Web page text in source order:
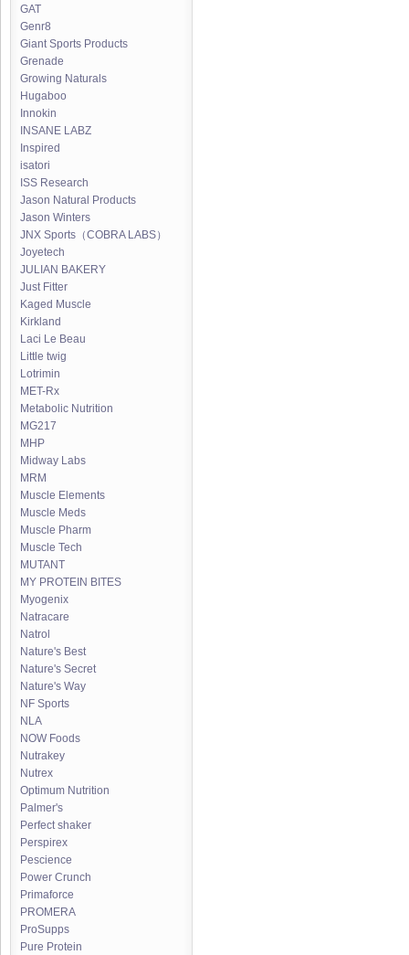
GAT
Genr8
Giant Sports Products
Grenade
Growing Naturals
Hugaboo
Innokin
INSANE LABZ
Inspired
isatori
ISS Research
Jason Natural Products
Jason Winters
JNX Sports（COBRA LABS）
Joyetech
JULIAN BAKERY
Just Fitter
Kaged Muscle
Kirkland
Laci Le Beau
Little twig
Lotrimin
MET-Rx
Metabolic Nutrition
MG217
MHP
Midway Labs
MRM
Muscle Elements
Muscle Meds
Muscle Pharm
Muscle Tech
MUTANT
MY PROTEIN BITES
Myogenix
Natracare
Natrol
Nature's Best
Nature's Secret
Nature's Way
NF Sports
NLA
NOW Foods
Nutrakey
Nutrex
Optimum Nutrition
Palmer's
Perfect shaker
Perspirex
Pescience
Power Crunch
Primaforce
PROMERA
ProSupps
Pure Protein